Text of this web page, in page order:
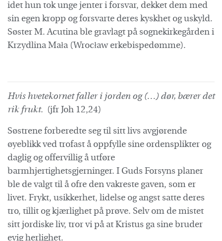
idet hun tok unge jenter i forsvar, dekket dem med
sin egen kropp og forsvarte deres kyskhet og uskyld.
Søster M. Acutina ble gravlagt på sognekirkegården i
Krzydlina Mała (Wrocław erkebispedømme).
Hvis hvetekornet faller i jorden og (…) dør, bærer det
rik frukt. (jfr Joh 12,24)
Søstrene forberedte seg til sitt livs avgjørende
øyeblikk ved trofast å oppfylle sine ordensplikter og
daglig og offervillig å utføre
barmhjertighetsgjerninger. I Guds Forsyns planer
ble de valgt til å ofre den vakreste gaven, som er
livet. Frykt, usikkerhet, lidelse og angst satte deres
tro, tillit og kjærlighet på prøve. Selv om de mistet
sitt jordiske liv, tror vi på at Kristus ga sine bruder
evig herlighet.